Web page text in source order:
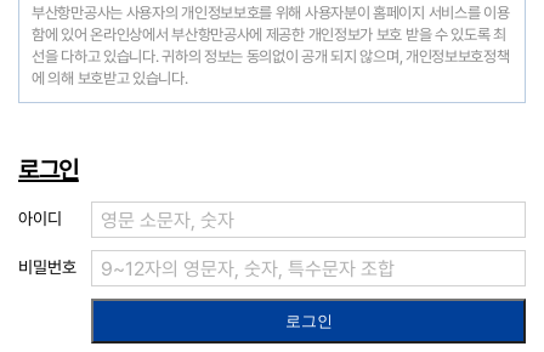
부산항만공사는 사용자의 개인정보보호를 위해 사용자분이 홈페이지 서비스를 이용
함에 있어 온라인상에서 부산항만공사에 제공한 개인정보가 보호 받을 수 있도록 최
선을 다하고 있습니다. 귀하의 정보는 동의없이 공개 되지 않으며, 개인정보보호정책
에 의해 보호받고 있습니다.
로그인
아이디
비밀번호